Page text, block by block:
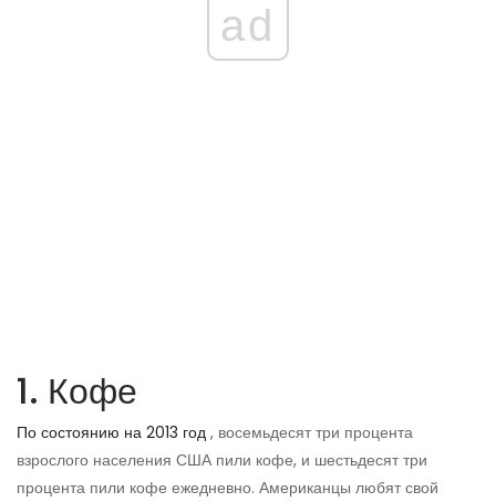
ad
1. Кофе
По состоянию на 2013 год , восемьдесят три процента
взрослого населения США пили кофе, и шестьдесят три
процента пили кофе ежедневно. Американцы любят свой